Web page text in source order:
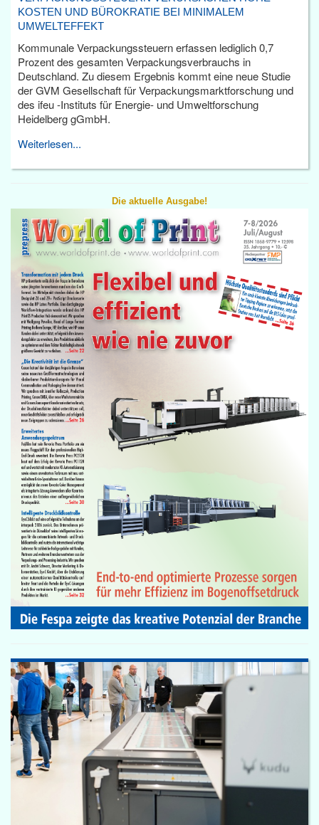
KOSTEN UND BÜROKRATIE BEI MINIMALEM
UMWELTEFFEKT
Kommunale Verpackungssteuern erfassen lediglich 0,7
Prozent des gesamten Verpackungsverbrauchs in
Deutschland. Zu diesem Ergebnis kommt eine neue Studie
der GVM Gesellschaft für Verpackungsmarktforschung und
des ifeu -Instituts für Energie- und Umweltforschung
Heidelberg gGmbH.
Weiterlesen...
Die aktuelle Ausgabe!